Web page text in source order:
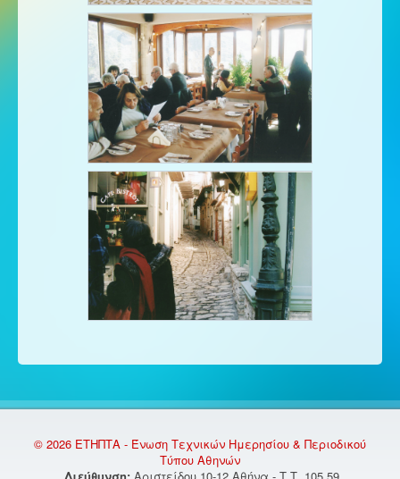
© 2026 ΕΤΗΠΤΑ - Ένωση Τεχνικών Ημερησίου & Περιοδικού
Τύπου Αθηνών